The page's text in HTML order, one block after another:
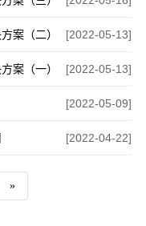
[2022-05-13]
案（二）
[2022-05-13]
案（一）
[2022-05-09]
[2022-04-22]
»